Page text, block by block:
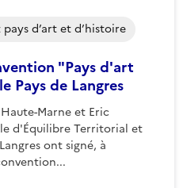
"Pays d'art
Pays de Langres
Marne et Eric
d'Équilibre Territorial et
ont signé, à
d’art et d’histoire